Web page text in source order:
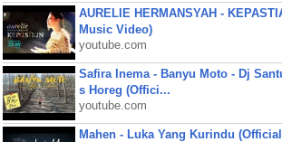
AURELIE HERMANSYAH -
Music Video)
youtube.com
Safira Inema - Banyu Moto - Dj
s Horeg (Offici...
youtube.com
Mahen - Luka Yang Kurindu